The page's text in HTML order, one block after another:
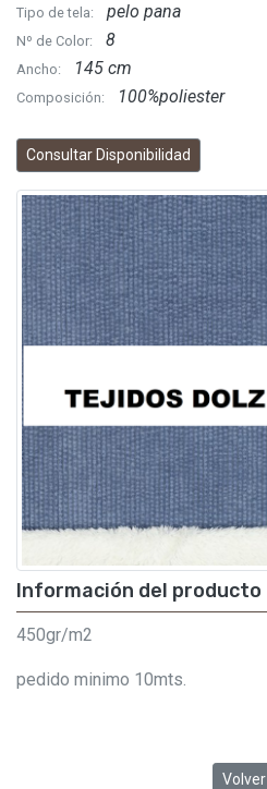
Tipo de tela: pelo pana
Nº de Color: 8
Ancho: 145 cm
Composición: 100%poliester
Consultar Disponibilidad
Información del producto
450gr/m2
pedido minimo 10mts.
Volver